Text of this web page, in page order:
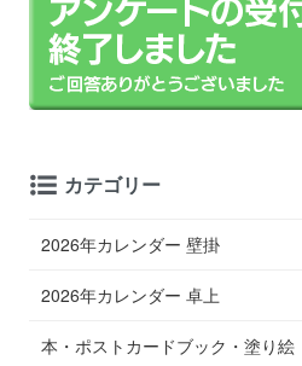
カテゴリー
2026年カレンダー 壁掛
2026年カレンダー 卓上
本・ポストカードブック・塗り絵